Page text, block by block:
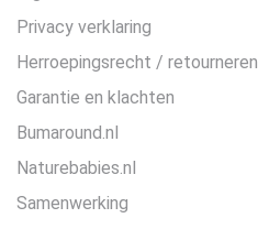
Privacy verklaring
Herroepingsrecht / retourneren
Garantie en klachten
Bumaround.nl
Naturebabies.nl
Samenwerking